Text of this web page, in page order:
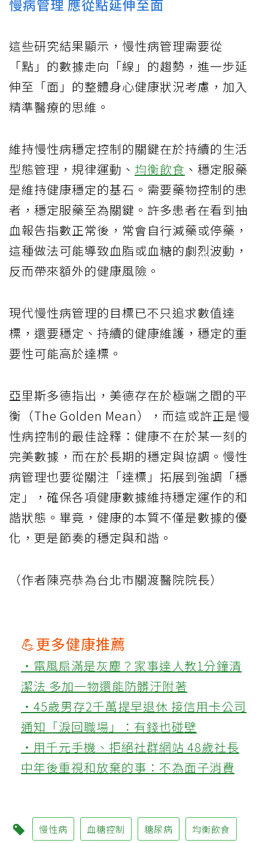
慢病管理 應從點延伸至面
這些研究結果顯示，慢性病管理需要從
「點」的數據走向「線」的趨勢，進一步延
伸至「面」的整體身心健康狀況考慮，加入
精準醫療的思維。
維持慢性病穩定控制的關鍵在於持續的生活
型態管理，規律運動、 均衡飲食 、穩定服藥
是維持健康穩定的基石。需要藥物控制的患
者，穩定服藥至為關鍵。許多患者在看到抽
血報告指數正常後，常會自行減藥或停藥，
這種做法可能導致血脂或血糖的劇烈波動，
反而帶來額外的健康風險。
現代慢性病管理的目標已不只追求數值達
標，還要穩定、持續的健康維護，穩定的重
要性可能高於達標。
亞里斯多德指出，美德存在於極端之間的平
衡（The Golden Mean），而這或許正是慢
性病控制的最佳詮釋：健康不在於某一刻的
完美數據，而在於長期的穩定與協調。慢性
病管理也要從關注「達標」拓展到強調「穩
定」，確保各項健康數據維持穩定運作的和
諧狀態。畢竟，健康的本質不僅是數據的優
化，更是節奏的穩定與和諧。
（作者陳亮恭為台北市關渡醫院院長）
💪更多健康推薦
‧電風扇滿是灰塵？家事達人教1分鐘清
潔法 多加一物還能防髒汙附著
‧45歲男存2千萬提早退休 接信用卡公司
通知「淚回職場」：有錢也碰壁
‧用千元手機、拒絕社群網站 48歲社長
中年後重視和放棄的事：不為面子消費
慢性病 血糖控制 糖尿病 均衡飲食